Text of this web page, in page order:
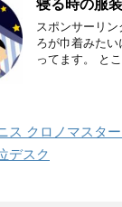
寝る時の服装
スポンサーリ
ろが巾着みた
ってます。 と
ス クロノマスタ
デスク